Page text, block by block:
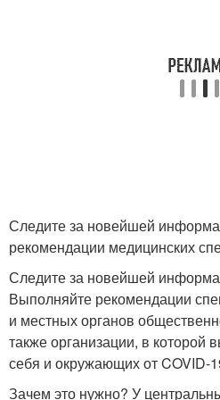
Следите за новейшей
рекомендации медицинских
Следите за новейшей
Выполняйте рекомендации
и местных органов
также организации, в которой
себя и окружающих от COVID-
Зачем это нужно? У